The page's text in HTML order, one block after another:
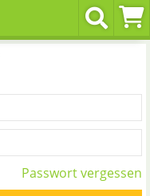
Passwort vergessen